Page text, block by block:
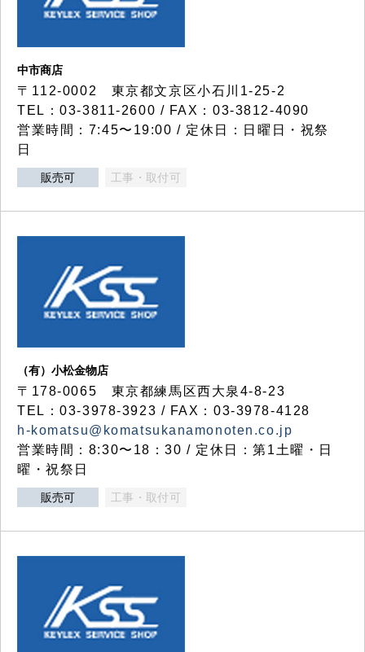
中市商店
〒112-0002 東京都文京区小石川1-25-2
TEL：03-3811-2600 / FAX：03-3812-4090
営業時間：7:45〜19:00 / 定休日：日曜日・祝祭
日
販売可 工事・取付可
（有）小松金物店
〒178-0065 東京都練馬区西大泉4-8-23
TEL：03-3978-3923 / FAX：03-3978-4128
h-komatsu@komatsukanamonoten.co.jp
営業時間：8:30〜18：30 / 定休日：第1土曜・日
曜・祝祭日
販売可 工事・取付可